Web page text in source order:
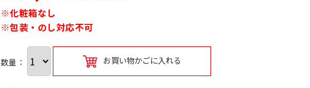
※化粧箱なし
※包装・のし対応不可
数量： お買い物かごに入れる